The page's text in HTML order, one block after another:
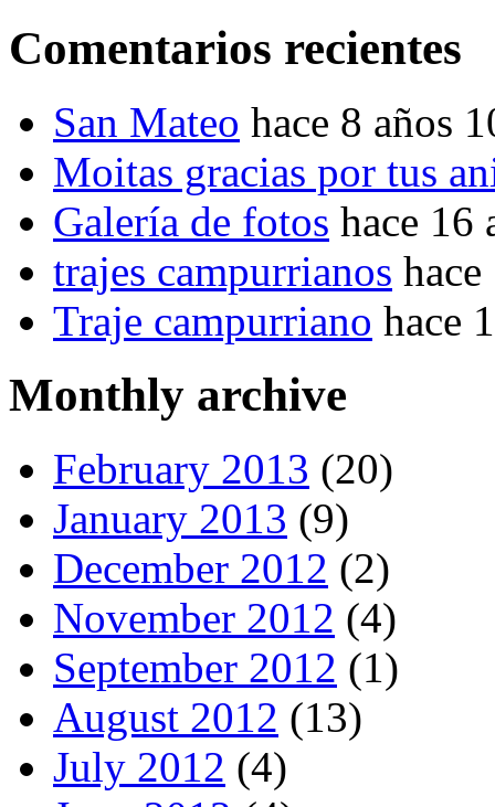
Comentarios recientes
San Mateo hace 8 años
Moitas gracias por tus
Galería de fotos hace 16
trajes campurrianos
Traje campurriano hace
Monthly archive
February 2013 (20)
January 2013 (9)
December 2012 (2)
November 2012 (4)
September 2012 (1)
August 2012 (13)
July 2012 (4)